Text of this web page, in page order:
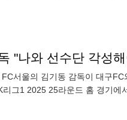
"나와 선수단 각성
서울의 김기동 감독이 대구
그1 2025 25라운드 홈 경기에